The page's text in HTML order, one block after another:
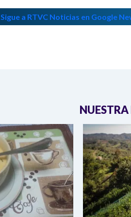
Sigue a RTVC Noticias en Google